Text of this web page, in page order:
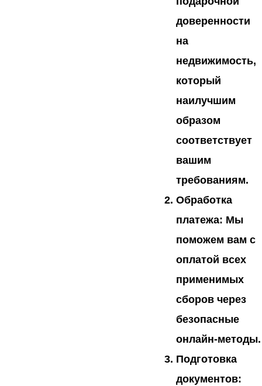
доверенности
на
недвижимость,
который
наилучшим
образом
соответствует
вашим
требованиям.
Обработка
платежа: Мы
поможем вам с
оплатой всех
применимых
сборов через
безопасные
онлайн-методы.
Подготовка
документов: